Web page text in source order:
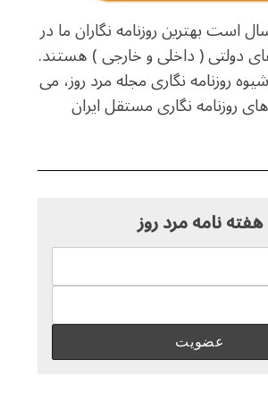
است بهترین روزنامه نگاران ما در
دولتی ( داخلی و خارجی ) هستند.
روزنامه نگاری مجله مرد روز، می
روزنامه نگاری مستقل ایران
هفته نامه مرد روز